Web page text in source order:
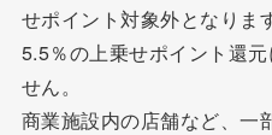
せポイント対象外となりま
5.5％の上乗せポイント還
せん。
商業施設内の店舗など、一